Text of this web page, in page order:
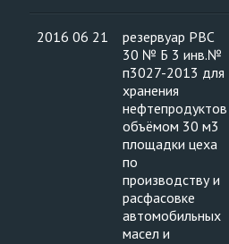
2016 06 21
резервуар РВС
30 № Б 3 инв.№
п3027-2013 для
хранения
нефтепродуктов
объёмом 30 м3
площадки цеха
по
производству и
расфасовке
автомобильных
масел и